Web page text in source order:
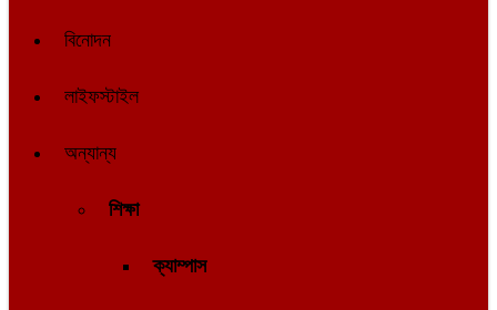
বিনোদন
লাইফস্টাইল
অন্যান্য
শিক্ষা
ক্যাম্পাস